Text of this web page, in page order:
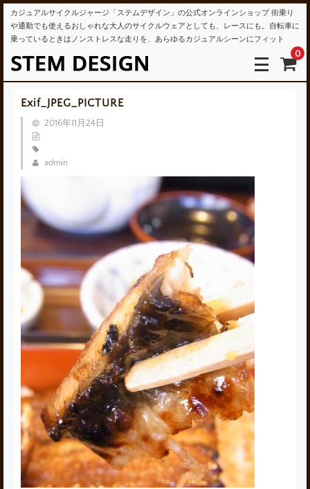
カジュアルサイクルジャージ「ステムデザイン」の公式オンラインショップ 街乗り
や通勤でも使えるおしゃれな大人のサイクルウェアとしても、レースにも。自転車に
乗っているときはノンストレスな走りを、あらゆるカジュアルシーンにフィット
0
Exif_JPEG_PICTURE
2016年11月24日
admin